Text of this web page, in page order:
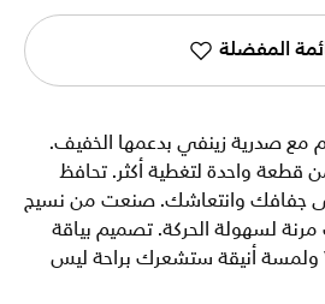
المفضلة
مع صدرية زينفي بدعمها الخفيف.
واحدة لتغطية أكثر. تحافظ
على جفافك وانتعاشك. صنعت من نسيج
مرنة لسهولة الحركة. تصميم بياقة
دائرية على شكل حرف V ولمسة أنيقة ستشعرك براحة ليس